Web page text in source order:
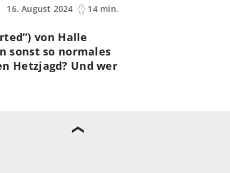
16. August 2024
14 min.
von Halle
sonst so normales
Hetzjagd? Und wer